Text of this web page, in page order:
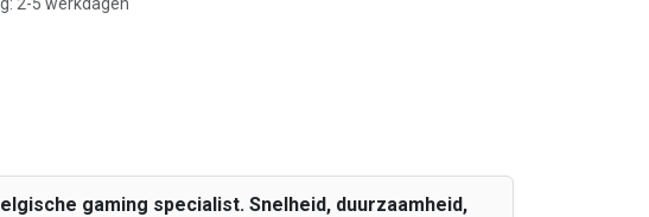
gaming specialist. Snelheid, duurzaamheid,